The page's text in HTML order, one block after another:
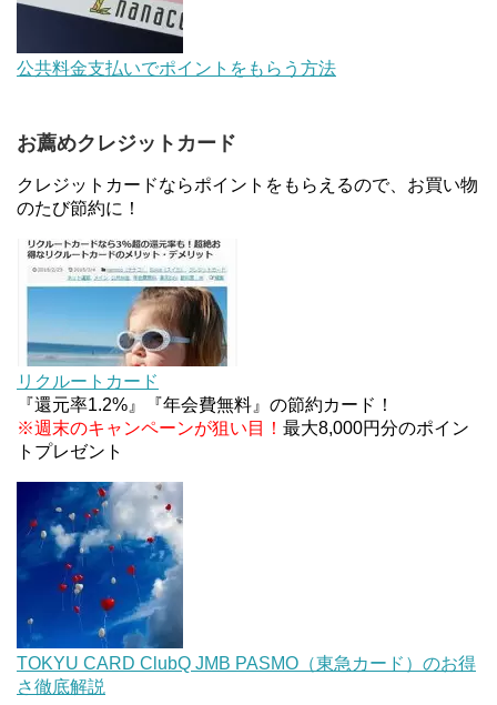
デジタルギフト改悪でいろいろ手数料徴収へ！8/3
～
au Pay等に等価交換できる「えらべるギフト」がフ
ァミリマートとミニストップで登場！WAON1%還
元で新ルート誕生！？
JCBカードWでApple Pay追加時のナビダイヤル
0570を回避する方法
ソニーフィナンシャルグループの株主限定！2万円
もらえる口座開設キャンペーン。7/31まで
公共料金支払いでポイントをもらう方法
お薦めクレジットカード
クレジットカードならポイントをもらえるので、お買い物
のたび節約に！
リクルートカード
『還元率1.2%』『年会費無料』の節約カード！
※週末のキャンペーンが狙い目！ 最大8,000円分のポイン
トプレゼント
TOKYU CARD ClubQ JMB PASMO（東急カード）のお得
さ徹底解説